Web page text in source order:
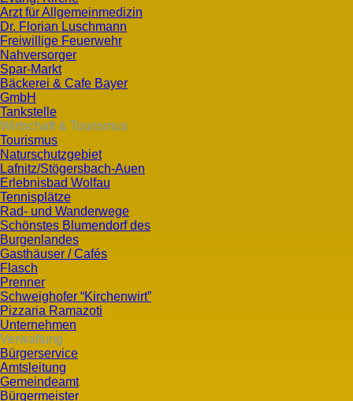
Arzt für Allgemeinmedizin
Dr. Florian Luschmann
Freiwillige Feuerwehr
Nahversorger
Spar-Markt
Bäckerei & Cafe Bayer
GmbH
Tankstelle
Wirtschaft & Tourismus
Tourismus
Naturschutzgebiet
Lafnitz/Stögersbach-Auen
Erlebnisbad Wolfau
Tennisplätze
Rad- und Wanderwege
Schönstes Blumendorf des
Burgenlandes
Gasthäuser / Cafés
Flasch
Prenner
Schweighofer “Kirchenwirt”
Pizzaria Ramazoti
Unternehmen
Verwaltung
Bürgerservice
Amtsleitung
Gemeindeamt
Bürgermeister